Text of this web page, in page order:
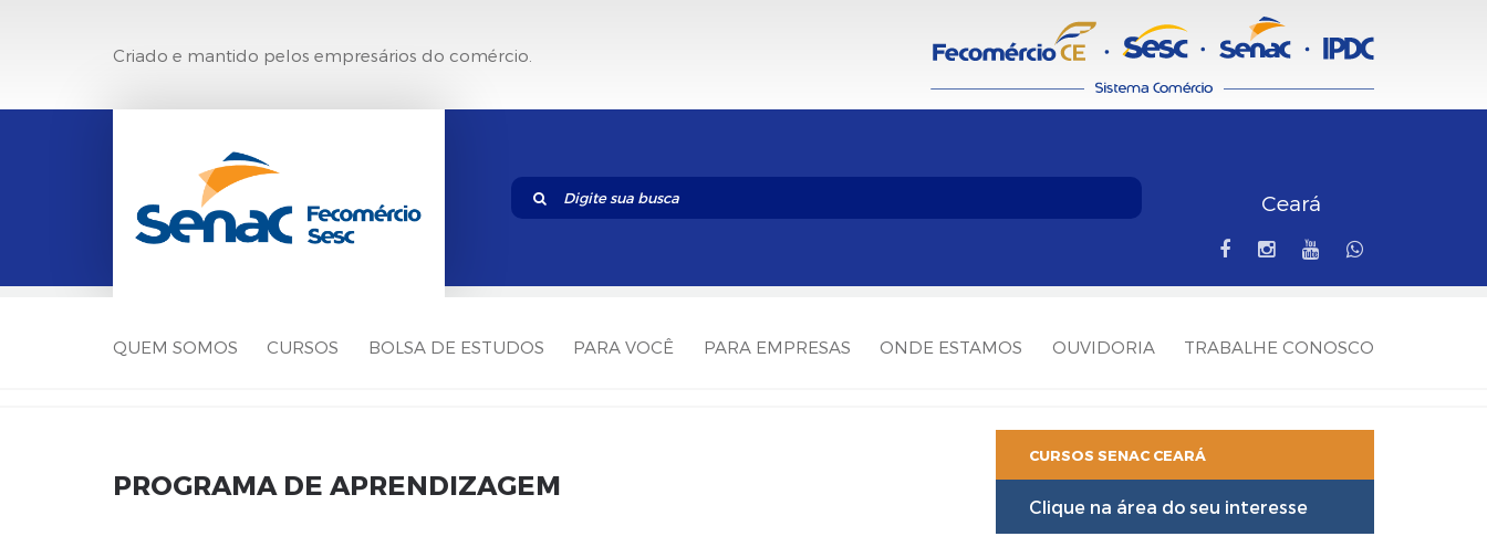
Criado e mantido pelos empresários do comércio.
Ceará
QUEM SOMOS CURSOS BOLSA DE ESTUDOS PARA VOCÊ PARA EMPRESAS ONDE ESTAMOS OUVIDORIA TRABALHE CONOSCO
PROGRAMA DE APRENDIZAGEM
CURSOS SENAC CEARÁ
Clique na área do seu interesse